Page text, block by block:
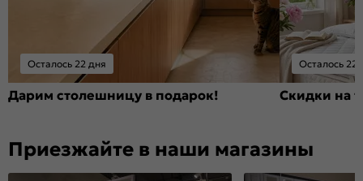
Осталось 22 дня
Дарим столешницу в подарок!
Осталось 22
Скидки на
Приезжайте в наши магазины